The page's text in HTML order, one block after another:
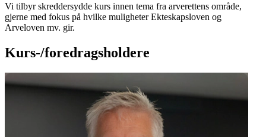
Vi tilbyr skreddersydde kurs innen tema fra arverettens område,
gjerne med fokus på hvilke muligheter Ekteskapsloven og
Arveloven mv. gir.
Kurs-/foredrags­holdere